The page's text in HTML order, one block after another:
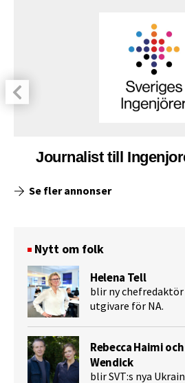
Journalist till
Se fler annonser
Nytt om folk
Helena Tell
blir ny chefredaktör
utgivare för NA.
Rebecca Haimi
Wendick
blir SVT:s nya